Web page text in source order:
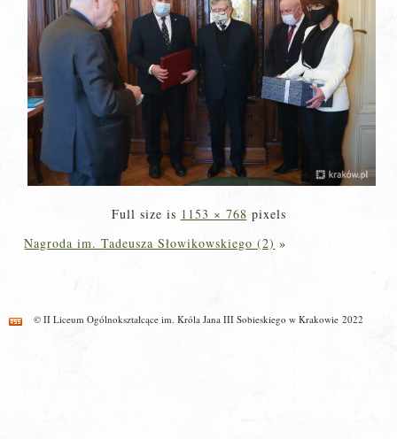
Full size is 1153 × 768 pixels
Nagroda im. Tadeusza Słowikowskiego (2) »
© II Liceum Ogólnokształcące im. Króla Jana III Sobieskiego w Krakowie 2022